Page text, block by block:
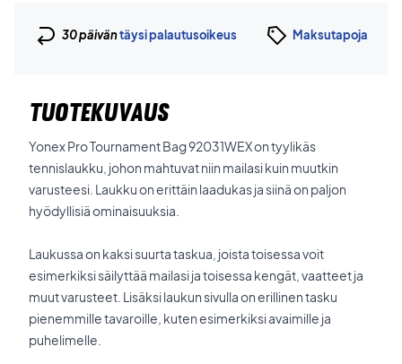
30 päiväntäysi palautusoikeus Maksutapoja
TUOTEKUVAUS
Yonex Pro Tournament Bag 92031WEX on tyylikäs
tennislaukku, johon mahtuvat niin mailasi kuin muutkin
varusteesi. Laukku on erittäin laadukas ja siinä on paljon
hyödyllisiä ominaisuuksia.
Laukussa on kaksi suurta taskua, joista toisessa voit
esimerkiksi säilyttää mailasi ja toisessa kengät, vaatteet ja
muut varusteet. Lisäksi laukun sivulla on erillinen tasku
pienemmille tavaroille, kuten esimerkiksi avaimille ja
puhelimelle.